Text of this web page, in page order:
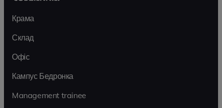
Крама
Склад
Офіс
Кампус Бедронка
Management trainee